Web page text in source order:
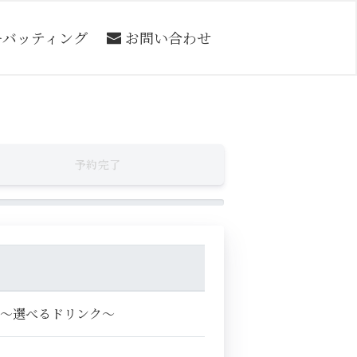
ッティング お問い合わせ
予約完了
選べるドリンク～